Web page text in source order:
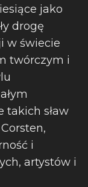
jako
drogę
w świecie
twórczym i
takich sław
i
artystów i